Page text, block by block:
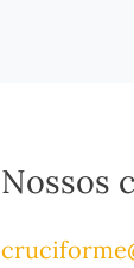
Nossos